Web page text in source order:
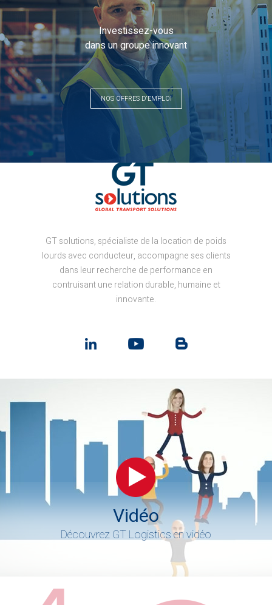
Investissez-vous
dans un groupe innovant
NOS OFFRES D'EMPLOI
GT solutions, spécialiste de la location de poids
lourds avec conducteur, accompagne ses clients
dans leur recherche de performance en
contruisant une relation durable, humaine et
innovante.
Vidéo
Découvrez GT Logistics en vidéo